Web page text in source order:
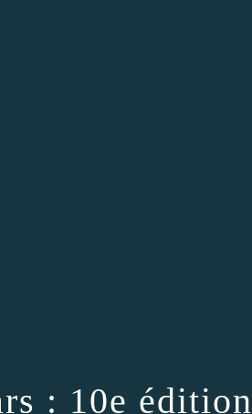
: 10e édition